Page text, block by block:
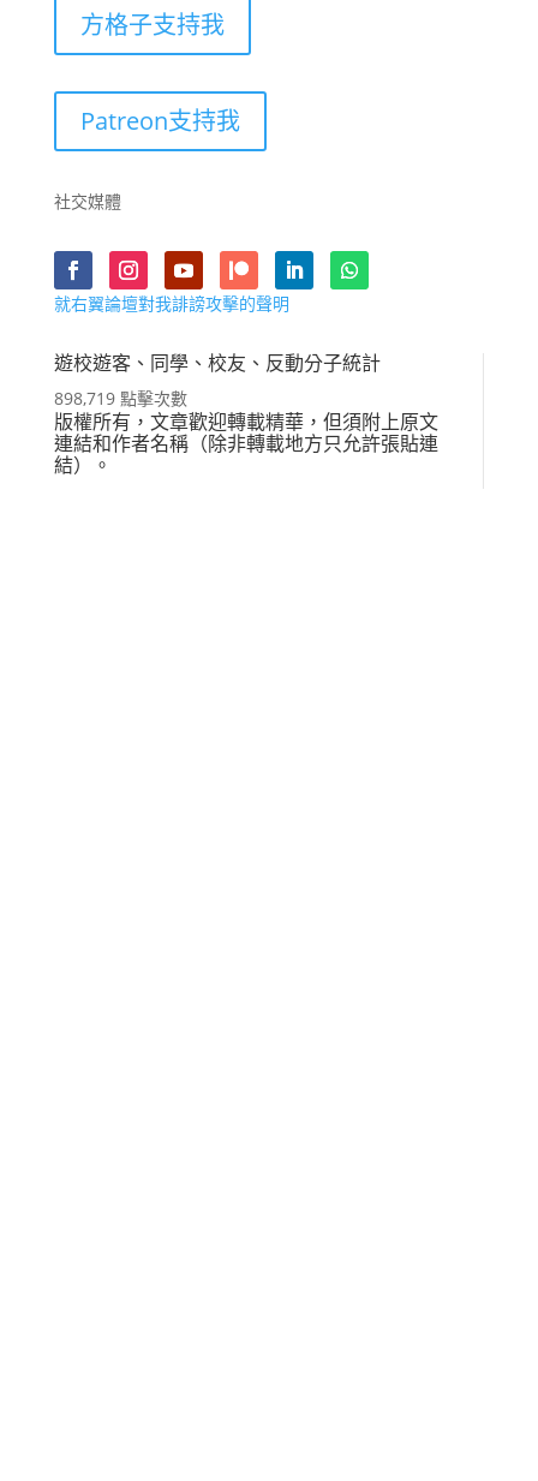
方格子支持我
Patreon支持我
社交媒體
就右翼論壇對我誹謗攻擊的聲明
遊校遊客、同學、校友、反動分子統計
898,719 點擊次數
版權所有，文章歡迎轉載精華，但須附上原文
連結和作者名稱（除非轉載地方只允許張貼連
結）。